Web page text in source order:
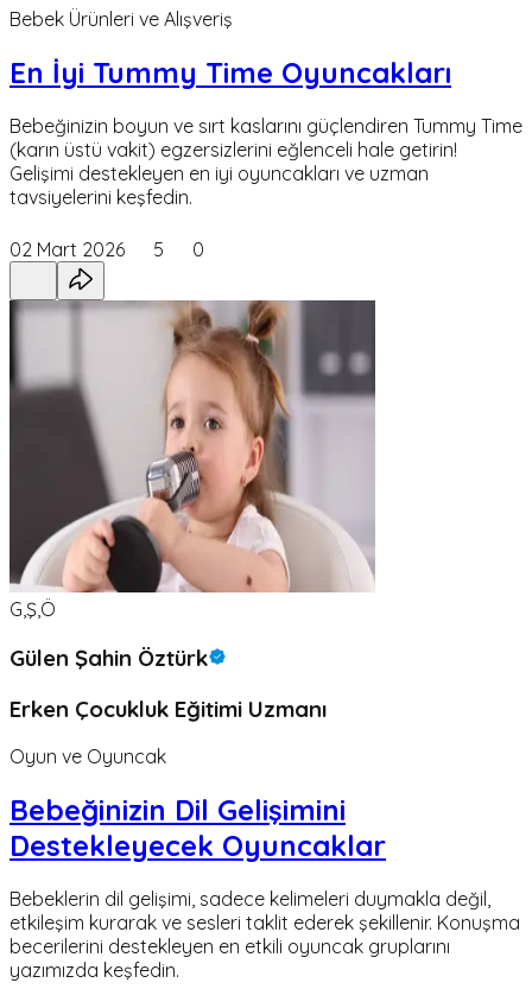
Bebek Ürünleri ve Alışveriş
En İyi Tummy Time Oyuncakları
Bebeğinizin boyun ve sırt kaslarını güçlendiren Tummy Time
(karın üstü vakit) egzersizlerini eğlenceli hale getirin!
Gelişimi destekleyen en iyi oyuncakları ve uzman
tavsiyelerini keşfedin.
02 Mart 2026 5 0
G,Ş,Ö
Gülen Şahin Öztürk
Erken Çocukluk Eğitimi Uzmanı
Oyun ve Oyuncak
Bebeğinizin Dil Gelişimini
Destekleyecek Oyuncaklar
Bebeklerin dil gelişimi, sadece kelimeleri duymakla değil,
etkileşim kurarak ve sesleri taklit ederek şekillenir. Konuşma
becerilerini destekleyen en etkili oyuncak gruplarını
yazımızda keşfedin.